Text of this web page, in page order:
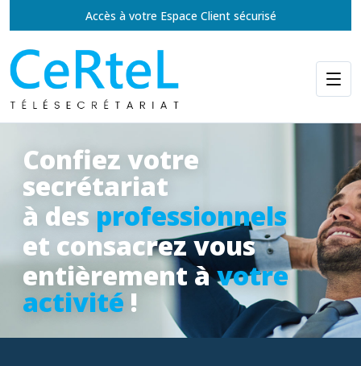
Accès à votre Espace Client sécurisé
Confiez votre
secrétariat
à des professionnels
et consacrez vous
entièrement àvotre
activité !